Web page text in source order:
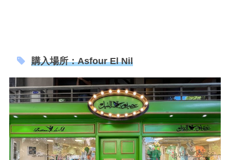
購入場所：Asfour El Nil